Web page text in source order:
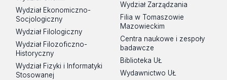
Wydział Ekonomiczno-
Socjologiczny
Wydział Filologiczny
Wydział Filozoficzno-
Historyczny
Wydział Fizyki i Informatyki
Stosowanej
Wydział Zarządzania
Filia w Tomaszowie
Mazowieckim
Centra naukowe i zespoły
badawcze
Biblioteka UŁ
Wydawnictwo UŁ